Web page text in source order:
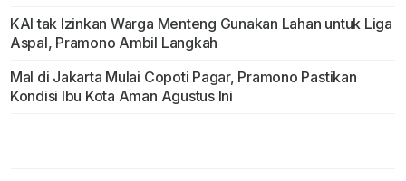
KAI tak Izinkan Warga Menteng Gunakan Lahan untuk Liga
Aspal, Pramono Ambil Langkah
Mal di Jakarta Mulai Copoti Pagar, Pramono Pastikan
Kondisi Ibu Kota Aman Agustus Ini